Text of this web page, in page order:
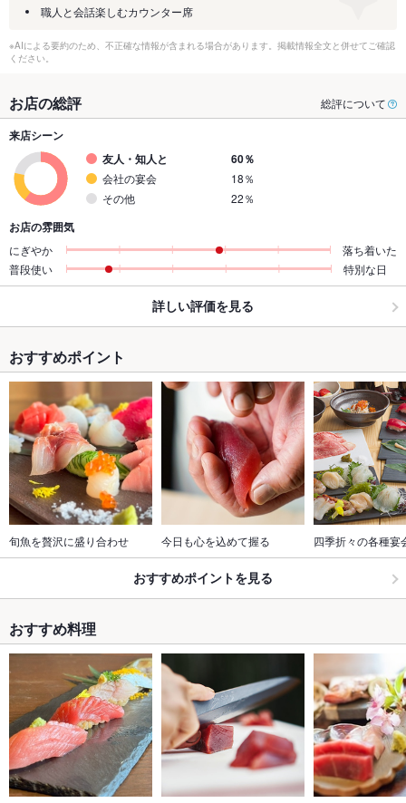
職人と会話楽しむカウンター席
※AIによる要約のため、不正確な情報が含まれる場合があります。掲載情報全文と併せてご確認
ください。
お店の総評 総評について
来店シーン
友人・知人と
60％
会社の宴会
18％
その他
22％
お店の雰囲気
にぎやか
落ち着いた
普段使い
特別な日
詳しい評価を見る
おすすめポイント
旬魚を贅沢に盛り合わせ 今日も心を込めて握る 四季折々の各種宴
おすすめポイントを見る
おすすめ料理